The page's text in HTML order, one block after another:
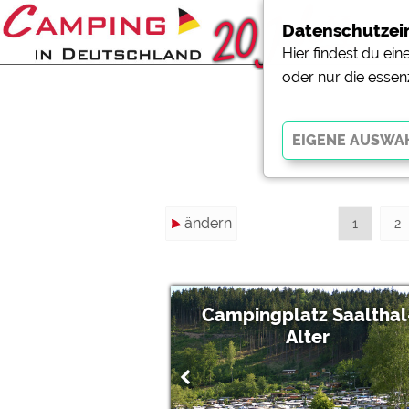
254
ändern 1 2
Campingplatz
Alter
Hier findest du
oder nur die
Essenziell
Essenzielle Cookies
der Website dringend
Externe Medien
YouTube (Videos von
Campingplatzvorschau
Campingplätzen)
Google Maps